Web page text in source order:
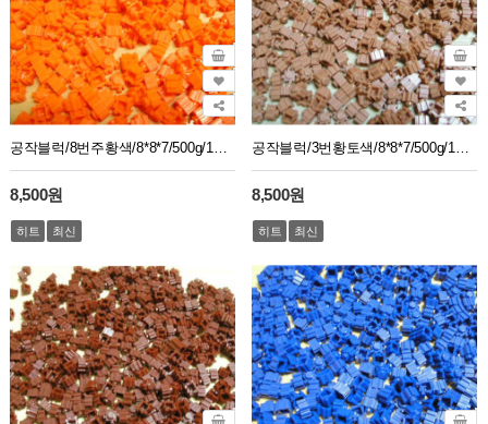
8,500원
히트 최신
8,500원
히트 최신